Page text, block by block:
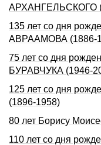
АРХАНГЕЛЬСКОГО
135 лет со дня
АВРААМОВА (1886-
75 лет со дня
БУРАВЧУКА (1946-
125 лет со дня
(1896-1958)
80 лет Борису
110 лет со дня